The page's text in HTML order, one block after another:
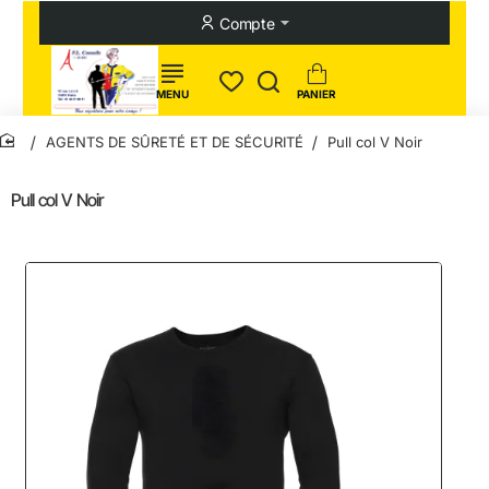
Compte
Pull col V Noir
home
AGENTS DE SÛRETÉ ET DE SÉCURITÉ Pull col V Noir